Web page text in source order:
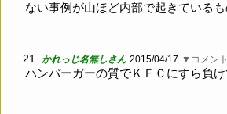
ない事例が山ほど内部で起きているも
21. かれっじ名無しさん 2015/04/17 ▼コメン
ハンバーガーの質でＫＦＣにすら負